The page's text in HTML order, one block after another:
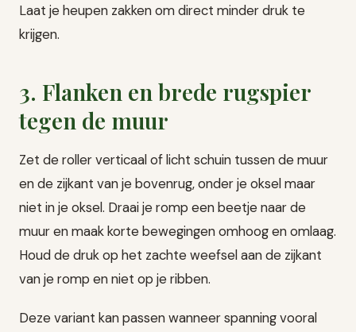
Laat je heupen zakken om direct minder druk te
krijgen.
3. Flanken en brede rugspier
tegen de muur
Zet de roller verticaal of licht schuin tussen de muur
en de zijkant van je bovenrug, onder je oksel maar
niet in je oksel. Draai je romp een beetje naar de
muur en maak korte bewegingen omhoog en omlaag.
Houd de druk op het zachte weefsel aan de zijkant
van je romp en niet op je ribben.
Deze variant kan passen wanneer spanning vooral